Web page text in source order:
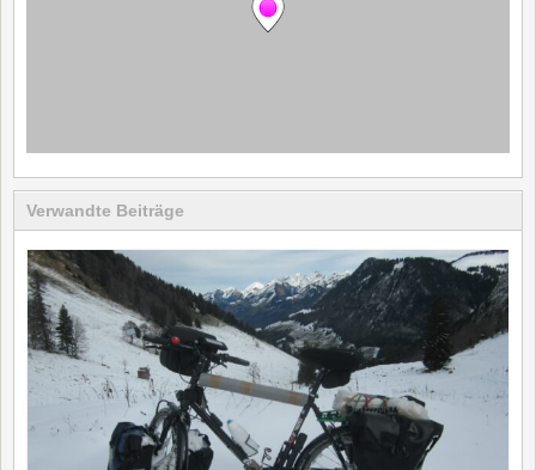
Verwandte Beiträge